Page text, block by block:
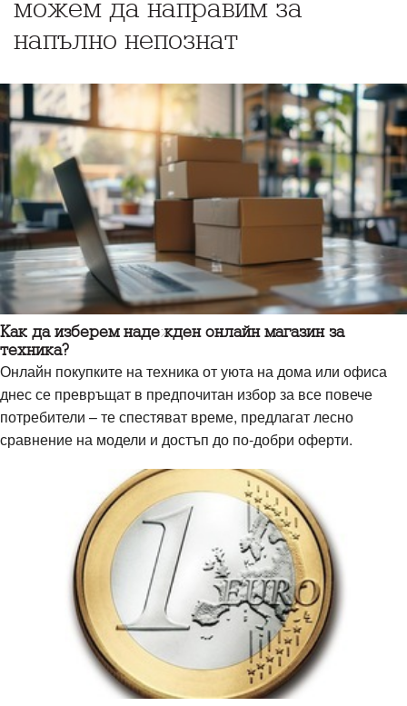
можем да направим за
напълно непознат
Как да изберем надежден онлайн магазин за
техника?
Онлайн покупките на техника от уюта на дома или офиса
днес се превръщат в предпочитан избор за все повече
потребители – те спестяват време, предлагат лесно
сравнение на модели и достъп до по-добри оферти.